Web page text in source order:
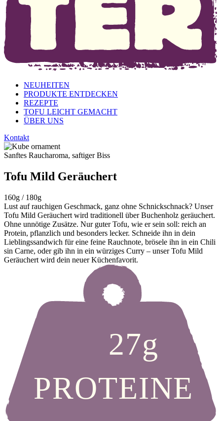
NEUHEITEN
PRODUKTE ENTDECKEN
REZEPTE
TOFU LEICHT GEMACHT
ÜBER UNS
Kontakt
Sanftes Raucharoma, saftiger Biss
Tofu Mild Geräuchert
160g / 180g
Lust auf rauchigen Geschmack, ganz ohne Schnickschnack? Unser
Tofu Mild Geräuchert wird traditionell über Buchenholz geräuchert.
Ohne unnötige Zusätze. Nur guter Tofu, wie er sein soll: reich an
Protein, pflanzlich und besonders lecker. Schneide ihn in dein
Lieblingssandwich für eine feine Rauchnote, brösele ihn in ein Chili
sin Carne, oder gib ihn in ein würziges Curry – unser Tofu Mild
Geräuchert wird dein neuer Küchenfavorit.
PROTEINE
27g